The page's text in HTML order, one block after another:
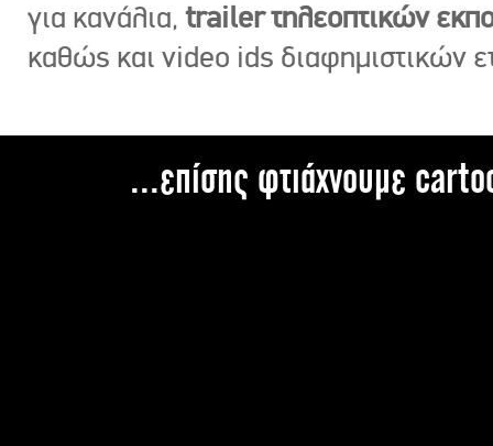
για κανάλια, trailer τηλεοπτικών
καθώς και video ids διαφημιστικών
...επίσης φτιάχνουμε